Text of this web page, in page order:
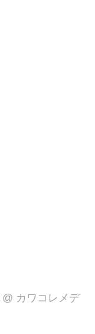
@ カワコレメデ